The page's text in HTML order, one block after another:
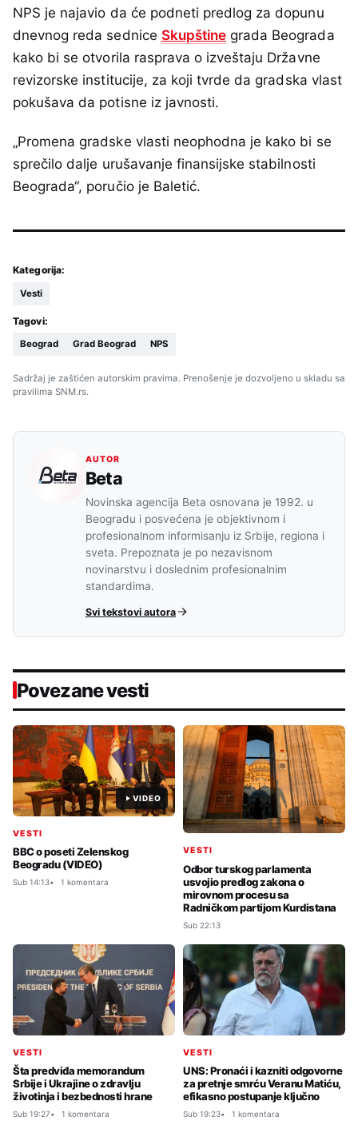
NPS je najavio da će podneti predlog za dopunu
dnevnog reda sednice Skupštine grada Beograda
kako bi se otvorila rasprava o izveštaju Državne
revizorske institucije, za koji tvrde da gradska vlast
pokušava da potisne iz javnosti.
„Promena gradske vlasti neophodna je kako bi se
sprečilo dalje urušavanje finansijske stabilnosti
Beograda“, poručio je Baletić.
Kategorija:
Vesti
Tagovi:
Beograd Grad Beograd NPS
Sadržaj je zaštićen autorskim pravima. Prenošenje je dozvoljeno u skladu sa
pravilima SNM.rs.
AUTOR
Beta
Novinska agencija Beta osnovana je 1992. u
Beogradu i posvećena je objektivnom i
profesionalnom informisanju iz Srbije, regiona i
sveta. Prepoznata je po nezavisnom
novinarstvu i doslednim profesionalnim
standardima.
Svi tekstovi autora
Povezane vesti
VIDEO
VESTI
BBC o poseti Zelenskog
Beogradu (VIDEO)
Sub 14:13 1 komentara
VESTI
Odbor turskog parlamenta
usvojio predlog zakona o
mirovnom procesu sa
Radničkom partijom Kurdistana
Sub 22:13
VESTI
Šta predviđa memorandum
Srbije i Ukrajine o zdravlju
životinja i bezbednosti hrane
Sub 19:27 1 komentara
VESTI
UNS: Pronaći i kazniti odgovorne
za pretnje smrću Veranu Matiću,
efikasno postupanje ključno
Sub 19:23 1 komentara